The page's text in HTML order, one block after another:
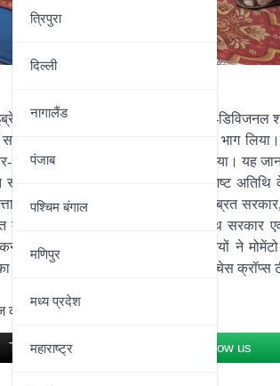
त्रिपुरा
दिल्‍ली
नागालैंड
पंजाब
पश्चिम बंगाल
मणिपुर
मध्‍य प्रदेश
महाराष्‍ट्र
हॉल में आयोजित प्रथम इस्लामपुर सब-
डिविजन के लगभग 75 प्रतिभागियों ने भाग
वर्ग में चैंपियन का खिताब अपने नाम किया। यह
से दी।प्रतियोगिता का उद्घाटन विशिष्ट
स्थानीय जिला शतरंज संघ के सचिव सुब्रत
बाईन, वरिष्ठ शतरंज खिलाड़ी रवींद्रनाथ
लाल अग्रवाल एवं अन्य पदाधिकारियों ने
में कमल कर्मकार ने संचालन किया, जिन्हें चेस
टीम के प्रति आभार व्यक्त किया।
Tweet Follow us